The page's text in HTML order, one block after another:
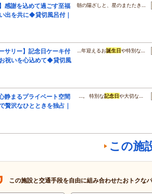
感謝を込めて過ごす至福
出を共に◆貸切風呂付｜
朝の陽ざしと、星のまたたき…
サリー】記念日ケーキ付
祝いを心込めて◆貸切風
…年迎えるお誕生日や特別な…
静まるプライベート空間
沢なひとときを独占｜
…。 特別な記念日や大切な…
この施
この施設と交通手段を自由に組み合わせたおトクな